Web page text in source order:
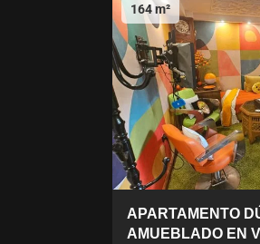
164 m²
APARTAMENTO
AMUEBLADO EN